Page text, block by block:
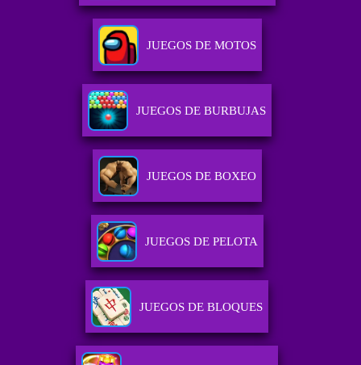
JUEGOS DE MOTOS
JUEGOS DE BURBUJAS
JUEGOS DE BOXEO
JUEGOS DE PELOTA
JUEGOS DE BLOQUES